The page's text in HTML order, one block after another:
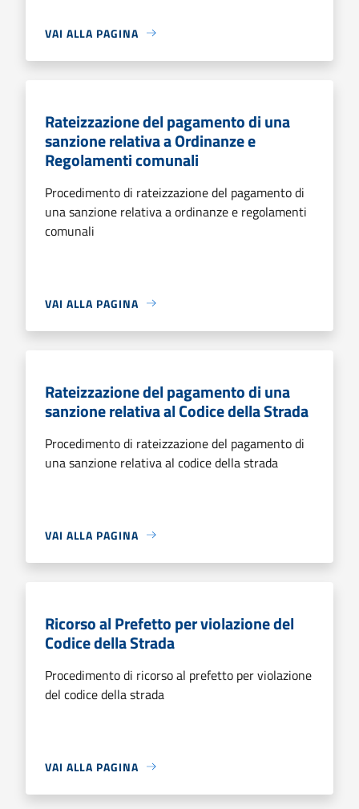
VAI ALLA PAGINA
Rateizzazione del pagamento di una
sanzione relativa a Ordinanze e
Regolamenti comunali
Procedimento di rateizzazione del pagamento di
una sanzione relativa a ordinanze e regolamenti
comunali
VAI ALLA PAGINA
Rateizzazione del pagamento di una
sanzione relativa al Codice della Strada
Procedimento di rateizzazione del pagamento di
una sanzione relativa al codice della strada
VAI ALLA PAGINA
Ricorso al Prefetto per violazione del
Codice della Strada
Procedimento di ricorso al prefetto per violazione
del codice della strada
VAI ALLA PAGINA